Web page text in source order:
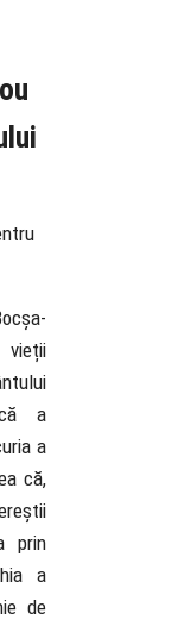
vieții
a
a
că,
prin
a
de